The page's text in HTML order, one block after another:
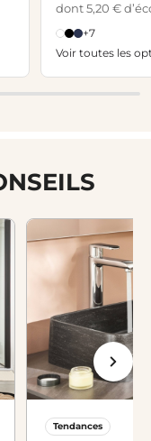
dont 5,20 €
+7
Voir toutes les
Tendances